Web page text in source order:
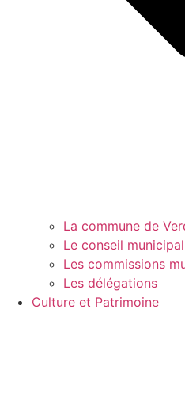
La commune de
Le conseil municipal
Les commissions
Les délégations
Culture et Patrimoine